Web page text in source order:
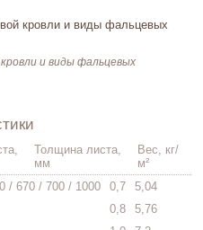
и виды фальцевых
Толщина листа,
мм
Вес, кг/
м²
/ 670 / 700 / 1000 0,7
5,04
0,8
5,76